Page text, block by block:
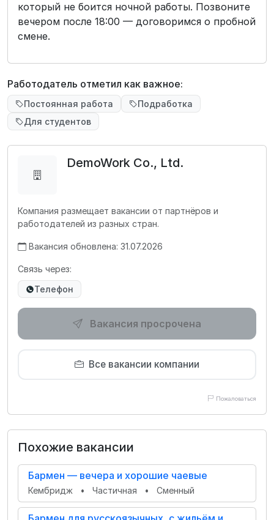
который не боится ночной работы. Позвоните
вечером после 18:00 — договоримся о пробной
смене.
Работодатель отметил как важное:
Постоянная работа
Подработка
Для студентов
DemoWork Co., Ltd.
Компания размещает вакансии от партнёров и
работодателей из разных стран.
Вакансия обновлена: 31.07.2026
Связь через:
Телефон
Вакансия просрочена
Все вакансии компании
Пожаловаться
Похожие вакансии
Бармен — вечера и хорошие чаевые
Кембридж • Частичная • Сменный